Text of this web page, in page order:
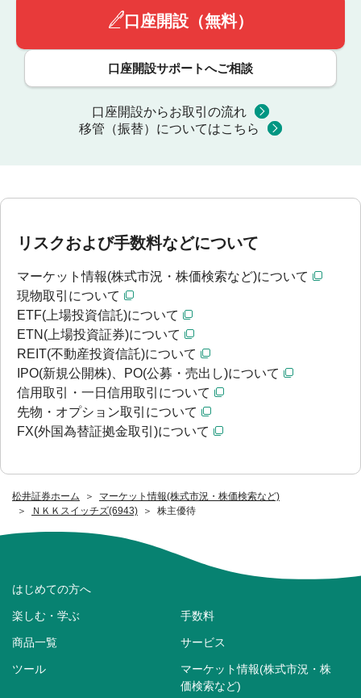
松井証券ホーム
マーケット情報(株式市況・株価検索など)
ＮＫＫスイッチズ(6943)
株主優待
口座開設（無料）
口座開設サポートへご相談
口座開設からお取引の流れ
移管（振替）についてはこちら
リスクおよび手数料などについて
マーケット情報(株式市況・株価検索など)について
現物取引について
ETF(上場投資信託)について
ETN(上場投資証券)について
REIT(不動産投資信託)について
IPO(新規公開株)、PO(公募・売出し)について
信用取引・一日信用取引について
先物・オプション取引について
FX(外国為替証拠金取引)について
はじめての方へ
楽しむ・学ぶ 手数料
商品一覧 サービス
ツール
マーケット情報(株式市況・株
価検索など)